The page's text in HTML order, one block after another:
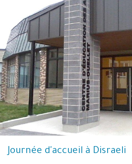
Journée d'accueil à Disraeli